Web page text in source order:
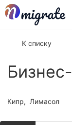
К списку
Кипр Лимасол